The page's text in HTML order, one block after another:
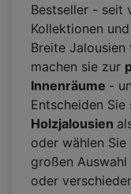
Bestseller - seit
Kollektionen
Breite
machen sie zur
Innenräume -
Entscheiden Sie
Holzjalousien
oder wählen Sie
großen
oder